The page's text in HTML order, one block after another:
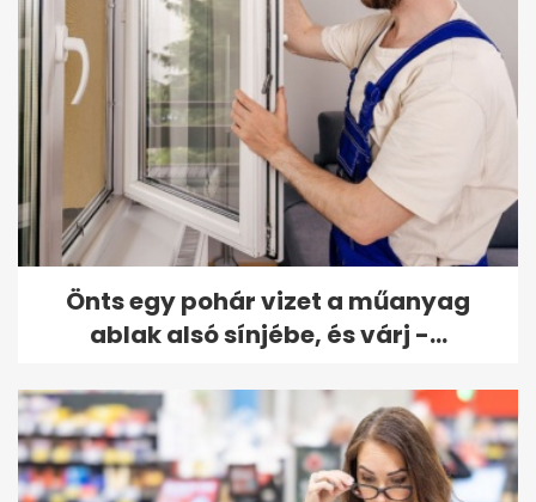
Önts egy pohár vizet a műanyag
ablak alsó sínjébe, és várj -...